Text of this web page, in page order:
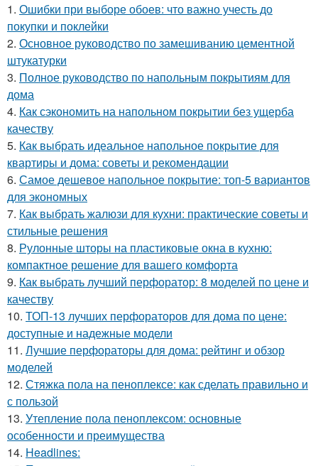
1. Ошибки при выборе обоев: что важно учесть до
покупки и поклейки
2. Основное руководство по замешиванию цементной
штукатурки
3. Полное руководство по напольным покрытиям для
дома
4. Как сэкономить на напольном покрытии без ущерба
качеству
5. Как выбрать идеальное напольное покрытие для
квартиры и дома: советы и рекомендации
6. Самое дешевое напольное покрытие: топ-5 вариантов
для экономных
7. Как выбрать жалюзи для кухни: практические советы и
стильные решения
8. Рулонные шторы на пластиковые окна в кухню:
компактное решение для вашего комфорта
9. Как выбрать лучший перфоратор: 8 моделей по цене и
качеству
10. ТОП-13 лучших перфораторов для дома по цене:
доступные и надежные модели
11. Лучшие перфораторы для дома: рейтинг и обзор
моделей
12. Стяжка пола на пеноплексе: как сделать правильно и
с пользой
13. Утепление пола пеноплексом: основные
особенности и преимущества
14. Headlines: